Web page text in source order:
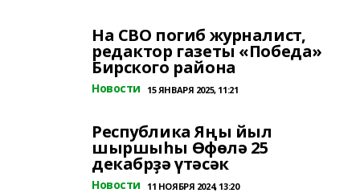
На СВО погиб журналист,
редактор газеты «Победа»
Бирского района
Новости 15 ЯНВАРЯ 2025, 11:21
Республика Яңы йыл
шыршыһы Өфөлә 25
декабрҙә үтәсәк
Новости 11 НОЯБРЯ 2024, 13:20